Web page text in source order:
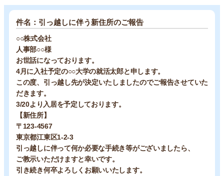
件名：引っ越しに伴う新住所のご報告
○○株式会社
人事部○○様
お世話になっております。
4月に入社予定の○○大学の就活太郎と申します。
この度、引っ越し先が決定いたしましたのでご報告させていた
だきます。
3/20より入居を予定しております。
【新住所】
〒123-4567
東京都江東区1-2-3
引っ越しに伴って何か必要な手続き等がございましたら、
ご教示いただけますと幸いです。
引き続き何卒よろしくお願いいたします。